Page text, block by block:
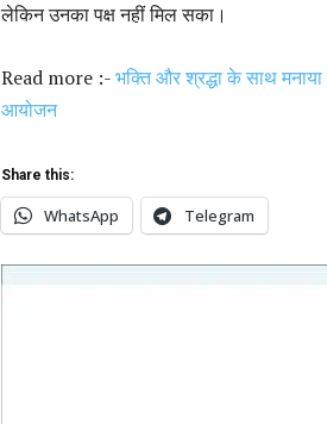
लेकिन उनका पक्ष नहीं मिल सका।
Read more :-भक्ति और श्रद्धा के साथ
आयोजन
Share this:
WhatsApp Telegram